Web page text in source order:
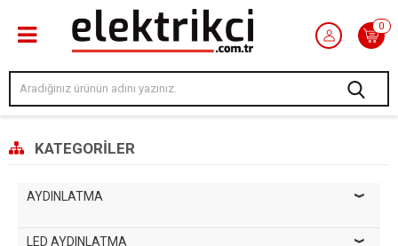
0
KATEGORILER
AYDINLATMA
LED AYDINLATMA